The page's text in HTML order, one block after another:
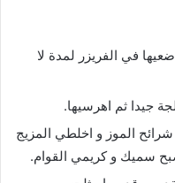
في الفريزر لمدة لا
جيدا ثم اهرسيها.
الموز و اخلطي المزيج
سميك و كريمي القوام.